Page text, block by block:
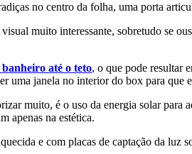
no centro da folha, uma porta
muito interessante, sobretudo se
até o teto, o que pode resultar
uma janela no interior do box para que
muito, é o uso da energia solar
apenas na estética.
e com placas de captação da luz